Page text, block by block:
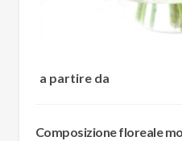
a partire da
Composizione floreale